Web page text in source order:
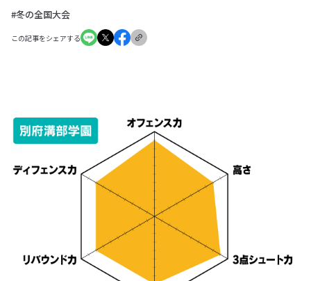
#冬の全国大会
この記事をシェアする